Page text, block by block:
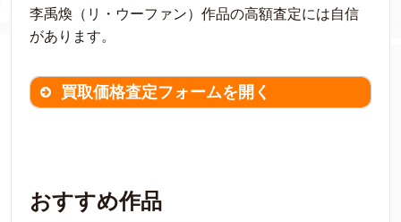
李禹煥（リ・ウーファン）作品の高額査定には自信
があります。
買取価格査定フォームを開く
※不明な項目は空欄で結構です。
▼
おすすめ作品